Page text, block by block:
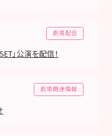
劇場配信
」公演を配信！
劇場関連情報